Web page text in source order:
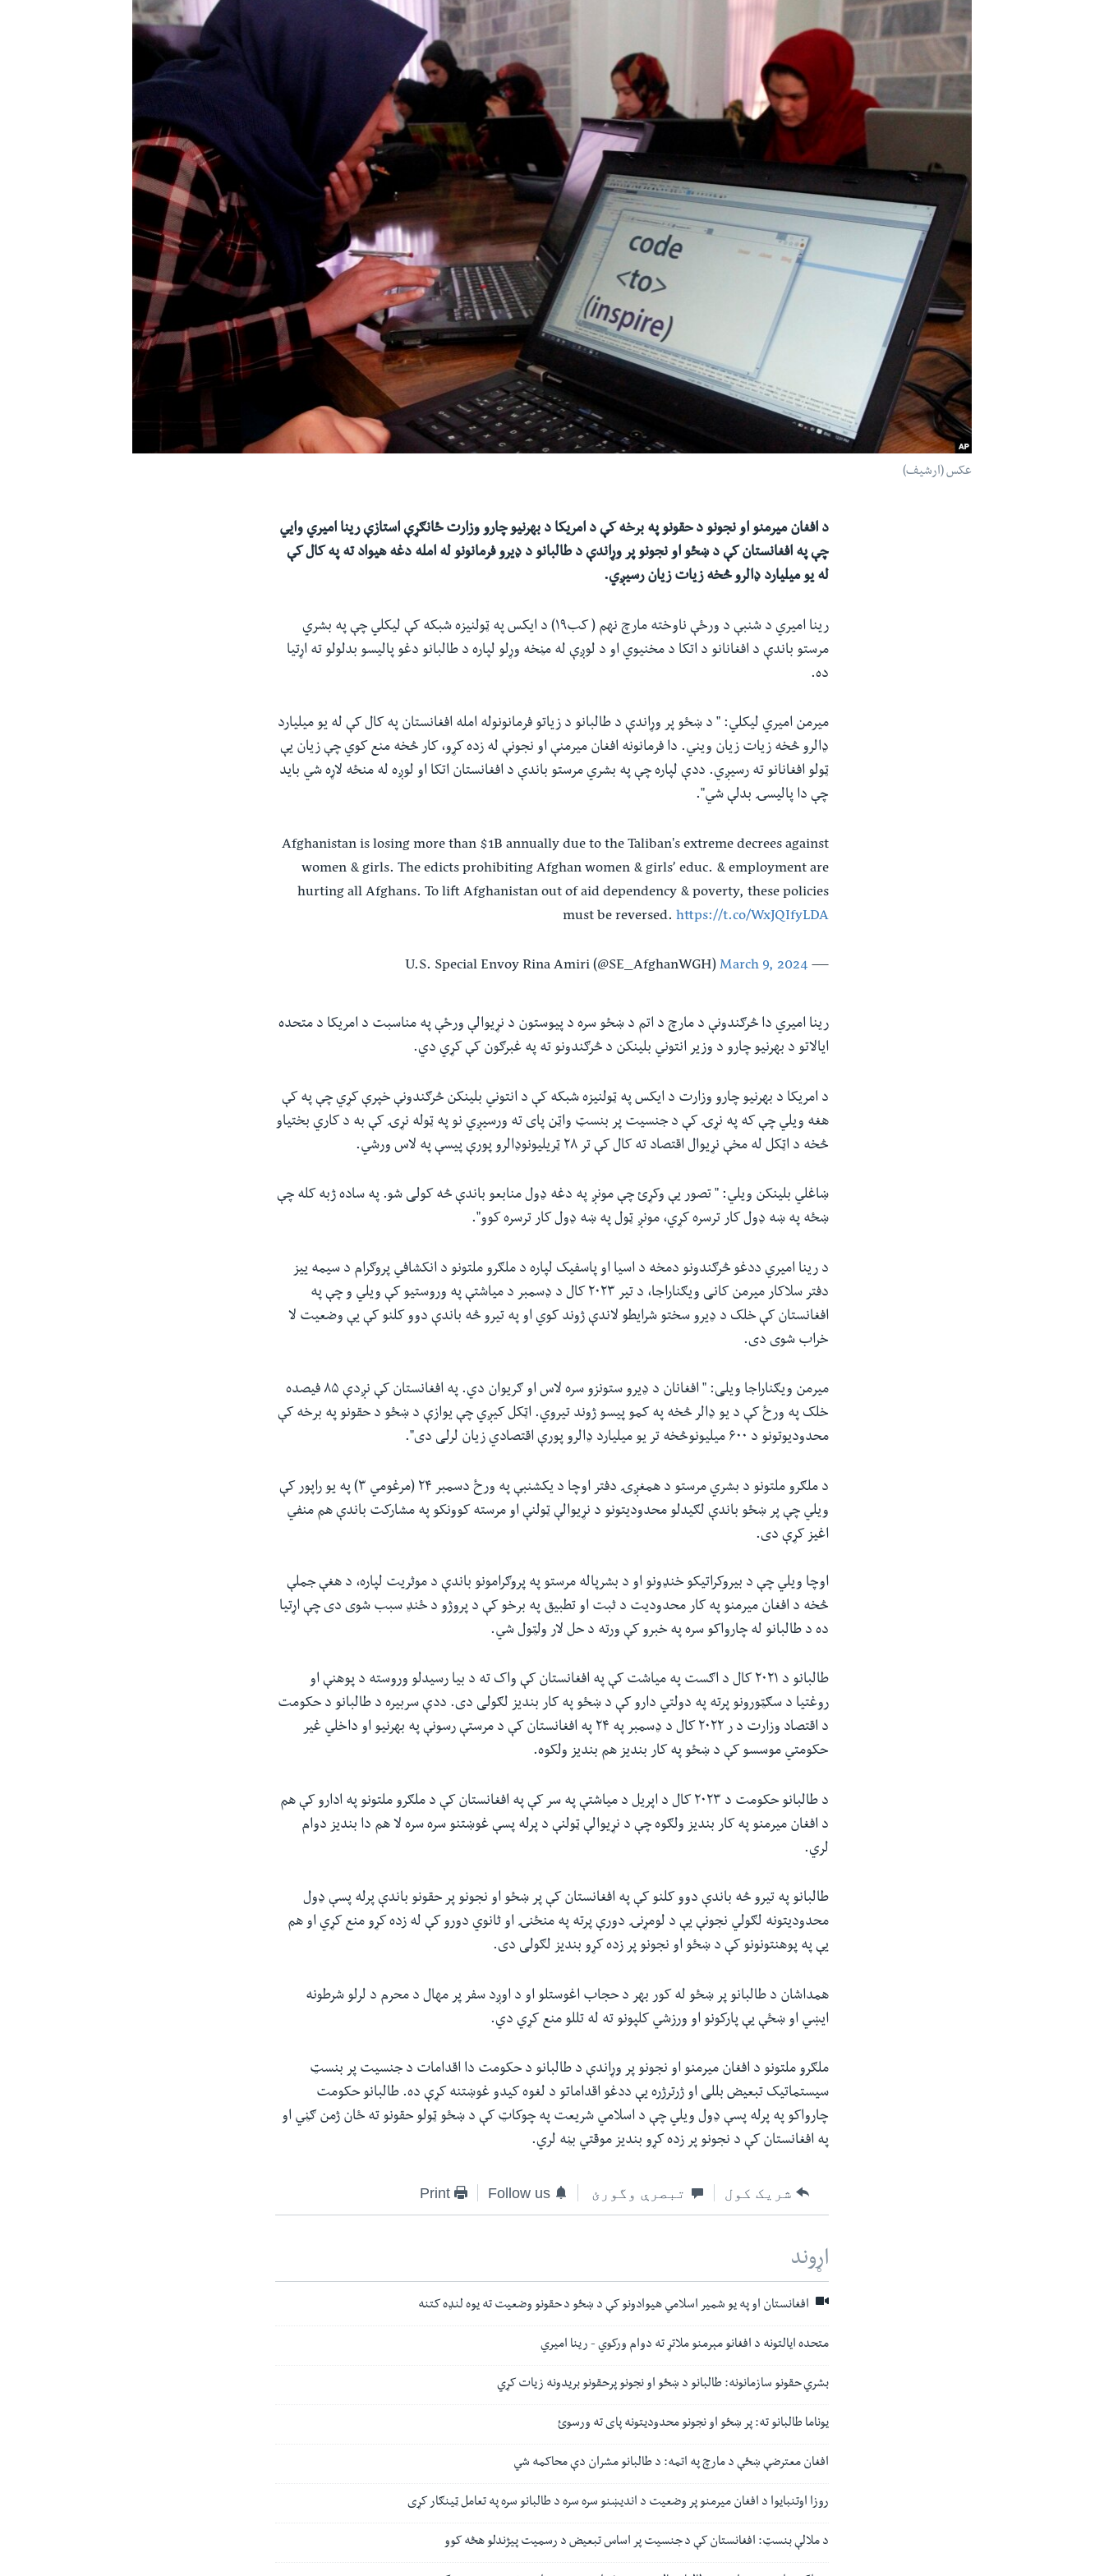
عکس (ارشیف)
د افغان میرمنو او نجونو د حقونو په برخه کې د امریکا د بهرنیو چارو وزارت ځانګړې استازې رینا امیريوايي
چې په افغانستان کې د ښځو او نجونو پر وړاندې د طالبانو د ډیرو فرمانونو له امله دغه هیواد ته په کال کې
له یو میلیارد ډالرو څخه زیات زیان رسیږي.
رینا امیري د شنبې د ورځې ناوخته مارچ نهم ( کب۱۹) د ایکس په ټولنیزه شبکه کې لیکلي چې په بشري
مرستو باندې د افغانانو د اتکا د مخنیوي او د لوږې له مڼخه وړلو لپاره د طالبانو دغو پالیسو بدلولو ته اړتیا
ده.
میرمن امیري لیکلي: " د ښځو پر وړاندې د طالبانو د زیاتو فرمانونوله امله افغانستان په کال کې له یو میلیارد
ډالرو څخه زیات زیان ویني. دا فرمانونه افغان میرمنې او نجونې له زده کړو، کار څخه منع کوي چې زیان یې
ټولو افغانانو ته رسیږي. ددې لپاره چې په بشري مرستو باندې د افغانستان اتکا او لوږه له منځه لاړه شي باید
چې دا پالیسۍ بدلې شي".
Afghanistan is losing more than $1B annually due to the Taliban's extreme decrees against
women & girls. The edicts prohibiting Afghan women & girls’ educ. & employment are
hurting all Afghans. To lift Afghanistan out of aid dependency & poverty, these policies
must be reversed. https://t.co/WxJQIfyLDA
— U.S. Special Envoy Rina Amiri (@SE_AfghanWGH)
March 9, 2024
رینا امیري دا څرګندونې د مارچ د اتم د ښځو سره د پیوستون د نړیوالې ورځې په مناسبت د امریکا د متحده
ایالاتو د بهرنیو چارو د وزیر انتوني بلینکن د څرګندونو ته په غبرګون کې کړي دي.
د امریکا د بهرنیو چارو وزارت د ایکس په ټولنیزه شبکه کې د انتوني بلینکن څرګندونې خپرې کړي چې په کې
هغه ویلي چې که په نړۍ کې د جنسیت پر بنسټ واټن پای ته ورسیږي نو په ټوله نړۍ کې به د کاري بختیاو
څخه د اټکل له مخې نړیوال اقتصاد ته کال کې تر ۲۸ ټریلیونوډالرو پورې پیسې په لاس ورشي.
ښاغلي بلینکن ویلي: " تصور یې وکړئ چې مونږ په دغه ډول منابعو باندې څه کولی شو. په ساده ژبه کله چې
ښځه په ښه ډول کار ترسره کړي، مونږ ټول په ښه ډول کار ترسره کوو".
د رینا امیري ددغو څرګندونو دمخه د اسیا او پاسفیک لپاره د ملګرو ملتونو د انکشافي پروګرام د سیمه ییز
دفتر سلاکار میرمن کانی ویګناراجا، د تیر ۲۰۲۳ کال د ډسمبر د میاشتې په وروستیو کې ویلي و چې په
افغانستان کې خلک د ډیرو سختو شرایطو لاندې ژوند کوي او په تیرو څه باندې دوو کلنو کې یې وضعیت لا
خراب شوی دی.
میرمن ویګناراجا ویلی: " افغانان د ډیرو ستونزو سره لاس او ګریوان دي. په افغانستان کې نږدې ۸۵ فیصده
خلک په ورځ کې د یو ډالر څخه په کمو پیسو ژوند تیروي. اټکل کیږي چې یوازې د ښځو د حقونو په برخه کې
محدودیوتونو د ۶۰۰ میلیونوڅخه تر یو میلیارد ډالرو پورې اقتصادي زیان لرلی دی".
د ملګرو ملتونو د بشري مرستو د همغږۍ دفتر اوچا د یکشنبې په ورځ دسمبر ۲۴ (مرغومي ۳) په یو راپور کې
ویلي چې پر ښځو باندې لګیدلو محدودیتونو د نړیوالې ټولنې او مرسته کوونکو په مشارکت باندې هم منفي
اغیز کړې دی.
اوچا ویلي چې د بیروکراتیکو خنډونو او د بشرپاله مرستو په پروګرامونو باندې د موثریت لپاره، د هغې جملې
څخه د افغان میرمنو په کار محدودیت د ثبت او تطبیق په برخو کې د پروژو د ځنډ سبب شوی دی چې اړتیا
ده د طالبانو له چارواکو سره په خبرو کې ورته د حل لار ولټول شي.
طالبانو د ۲۰۲۱ کال د اګست په میاشت کې په افغانستان کې واک ته د بیا رسیدلو وروسته د پوهنې او
روغتیا د سګټورونو پرته په دولتي دارو کې د ښځو په کار بندیز لګولی دی. ددې سربیره د طالبانو د حکومت
د اقتصاد وزارت د ر ۲۰۲۲ کال د ډسمبر په ۲۴ په افغانستان کې د مرستې رسونې په بهرنیو او داخلي غیر
حکومتي موسسو کې د ښځو په کار بندیز هم بندیز ولکوه.
د طالبانو حکومت د ۲۰۲۳ کال د اپریل د میاشتې په سر کې په افغانستان کې د ملګرو ملتونو په ادارو کې هم
د افغان میرمنو په کار بندیز ولګوه چې د نړیوالې ټولنې د پرله پسې غوښتنو سره سره لا هم دا بندیز دوام
لري.
طالبانو په تیرو څه باندې دوو کلنو کې په افغانستان کې پر ښځو او نجونو پر حقونو باندې پرله پسې ډول
محدودیتونه لګولي نجونې یې د لومړنۍ دورې پرته په منځنۍ او ثانوي دورو کې له زده کړو منع کړي او هم
یې په پوهنتونونو کې د ښځو او نجونو پر زده کړو بندیز لګولی دی.
همداشان د طالبانو پر ښځو له کور بهر د حجاب اغوستلو او د اوږد سفر پر مهال د محرم د لرلو شرطونه
ایښي او ښځې یې پارکونو او ورزشي کلپونو ته له تللو منع کړي دي.
ملګرو ملتونو د افغان میرمنو او نجونو پر وړاندې د طالبانو د حکومت دا اقدامات د جنسیت پر بنسټ
سیستماتیک تبعیض بللی او ژرترژره یې ددغو اقداماتو د لغوه کیدو غوښتنه کړې ده. طالبانو حکومت
چارواکو په پرله پسې ډول ویلي چې د اسلامي شریعت په چوکاټ کې د ښځو ټولو حقونو ته ځان ژمن ګڼي او
په افغانستان کې د نجونو پر زده کړو بندیز موقتي بڼه لري.
شریک کول تبصرې وگورئ Follow us
Print
اړوند
افغانستان او په یو شمیر اسلامي هیوادونو کې د ښځو د حقونو وضعیت ته یوه لنډه کتنه
متحده ایالتونه د افغانو مېرمنو ملاتړ ته دوام ورکوي - رینا امیري
بشري حقونو سازمانونه: طالبانو د ښځو او نجونو پرحقونو بریدونه زیات کړي
یوناما طالبانو ته: پر ښځو او نجونو محدودیتونه پای ته ورسوئ
افغان معترضې ښځې د مارچ په اتمه: د طالبانو مشران دې محاکمه شي
روزا اوتنبایوا د افغان میرمنو پر وضعیت د اندیښنو سره سره د طالبانو سره په تعامل ټینګار کړی
د ملالې بنسټ: افغانستان کې د جنسیت پر اساس تبعیض د رسمیت پیژندلو هڅه کوو